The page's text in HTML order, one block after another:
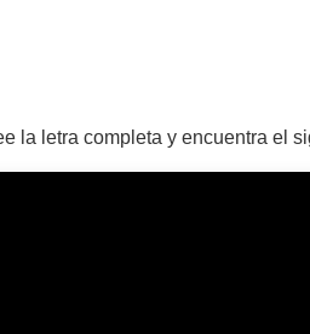
la letra completa y encuentra el